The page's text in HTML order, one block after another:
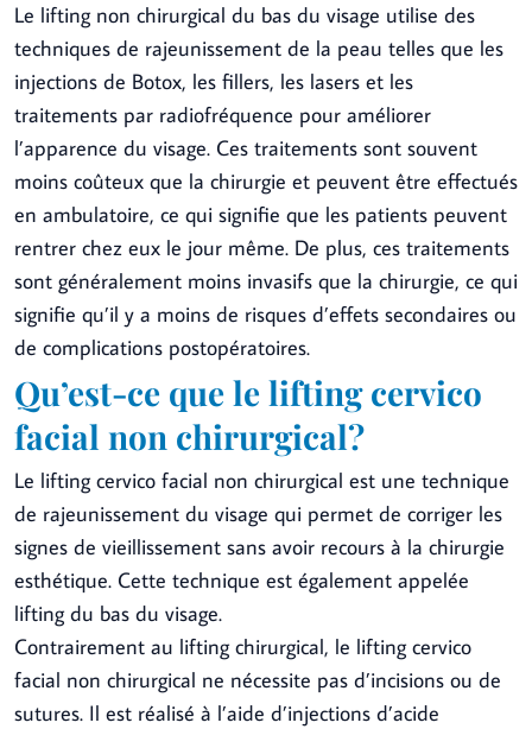
Le lifting non chirurgical du bas du visage utilise des
techniques de rajeunissement de la peau telles que les
injections de Botox, les fillers, les lasers et les
traitements par radiofréquence pour améliorer
l’apparence du visage. Ces traitements sont souvent
moins coûteux que la chirurgie et peuvent être effectués
en ambulatoire, ce qui signifie que les patients peuvent
rentrer chez eux le jour même. De plus, ces traitements
sont généralement moins invasifs que la chirurgie, ce qui
signifie qu’il y a moins de risques d’effets secondaires ou
de complications postopératoires.
Qu’est-ce que le lifting cervico
facial non chirurgical?
Le lifting cervico facial non chirurgical est une technique
de rajeunissement du visage qui permet de corriger les
signes de vieillissement sans avoir recours à la chirurgie
esthétique. Cette technique est également appelée
lifting du bas du visage.
Contrairement au lifting chirurgical, le lifting cervico
facial non chirurgical ne nécessite pas d’incisions ou de
sutures. Il est réalisé à l’aide d’injections d’acide